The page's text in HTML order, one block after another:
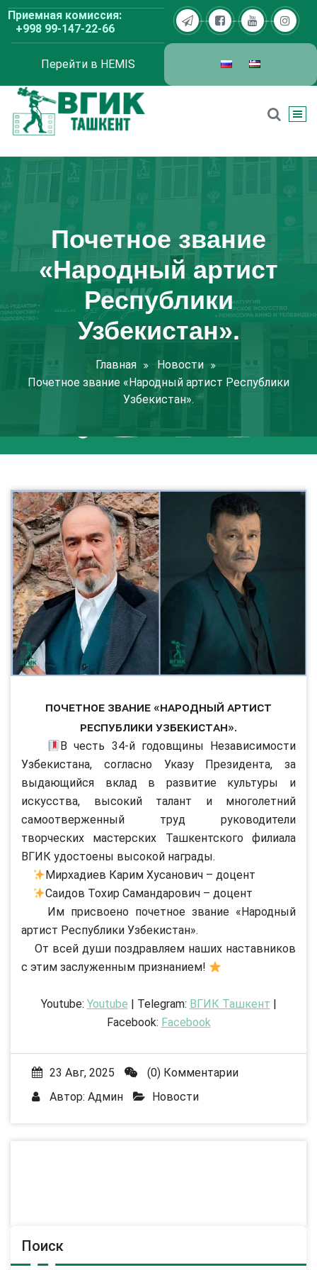
Перейти
содержимому
Приемная комиссия:
+998 99-147-22-66
Перейти в HEMIS
Почетное звание
«Народный артист
Республики
Узбекистан».
Главная
Новости
Почетное звание «Народный артист Республики
Узбекистан».
Почетное звание «Народный артист
Республики Узбекистан».
В честь 34-й годовщины Независимости
Узбекистана, согласно Указу Президента, за
выдающийся вклад в развитие культуры и
искусства, высокий талант и многолетний
самоотверженный труд руководители
творческих мастерских Ташкентского филиала
ВГИК удостоены высокой награды.
Мирхадиев Карим Хусанович – доцент
Саидов Тохир Самандарович – доцент
Им присвоено почетное звание «Народный
артист Республики Узбекистан».
От всей души поздравляем наших наставников
с этим заслуженным признанием!
Youtube: Youtube | Telegram: ВГИК Ташкент
Facebook: Facebook
23 Авг, 2025
(0) Комментарии
Автор: Админ Новости
Поиск